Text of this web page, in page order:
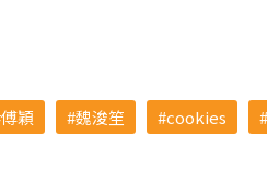
傅穎 魏浚笙 cookies